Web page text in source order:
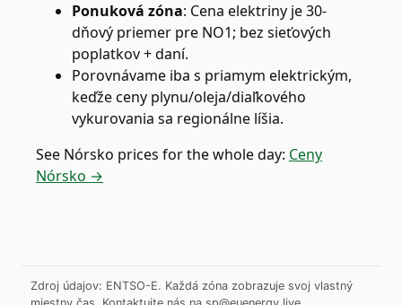
Ponuková zóna: Cena elektriny je 30-
dňový priemer pre NO1; bez sieťových
poplatkov + daní.
Porovnávame iba s priamym elektrickým,
keďže ceny plynu/oleja/diaľkového
vykurovania sa regionálne líšia.
See Nórsko prices for the whole day: Ceny
Nórsko →
Zdroj údajov: ENTSO-E. Každá zóna zobrazuje svoj vlastný